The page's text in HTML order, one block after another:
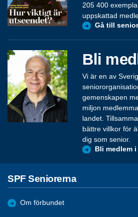
205 400
uppskattad
Gå till
Bli
Vi är en av
gemenskapen
miljon
landet.
bättre villkor för
dig som senior.
Bli medlem
SPF Seniorerna
Om förbundet